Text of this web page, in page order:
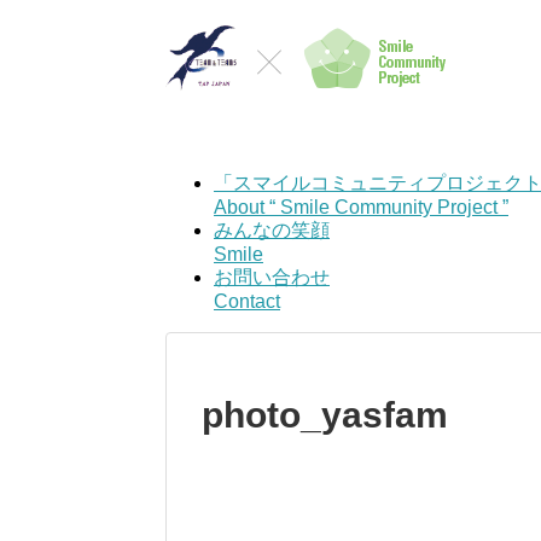
「スマイルコミュニティプロジェク
About “ Smile Community Project ”
みんなの笑顔
Smile
お問い合わせ
Contact
photo_yasfam